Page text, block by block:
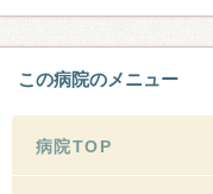
この病院のメニュー
病院TOP